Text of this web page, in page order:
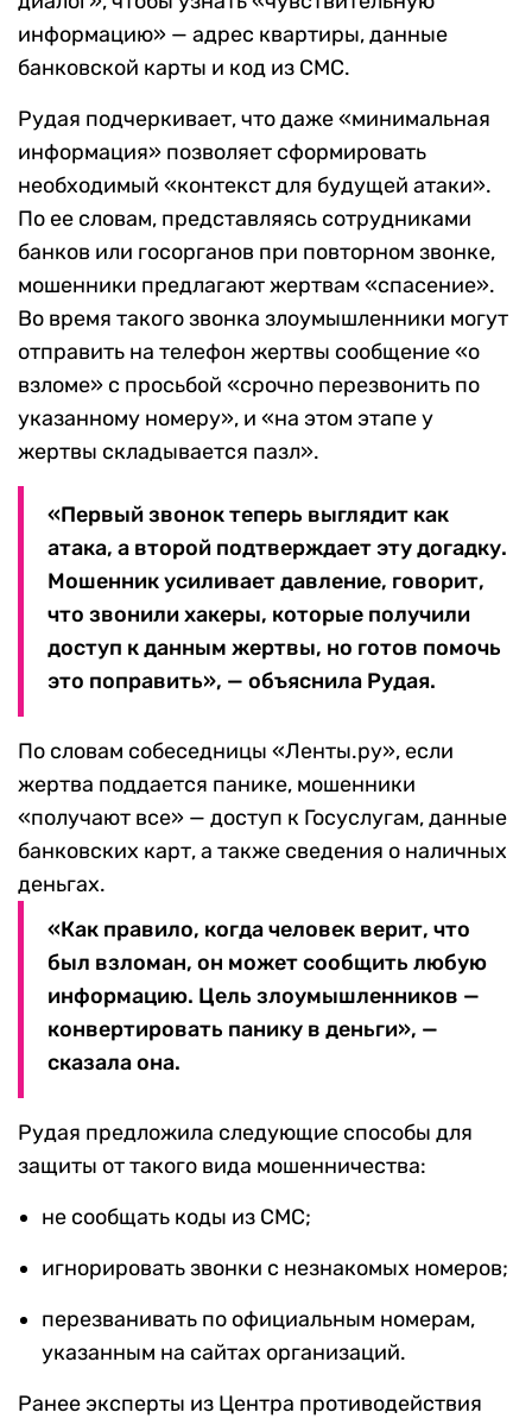
информацию» — адрес квартиры, данные
банковской карты и код из СМС.
Рудая подчеркивает, что даже «минимальная
информация» позволяет сформировать
необходимый «контекст для будущей атаки».
По ее словам, представляясь сотрудниками
банков или госорганов при повторном звонке,
мошенники предлагают жертвам «спасение».
Во время такого звонка злоумышленники могут
отправить на телефон жертвы сообщение «о
взломе» с просьбой «срочно перезвонить по
указанному номеру», и «на этом этапе у
жертвы складывается пазл».
«Первый звонок теперь выглядит как
атака, а второй подтверждает эту догадку.
Мошенник усиливает давление, говорит,
что звонили хакеры, которые получили
доступ к данным жертвы, но готов помочь
это поправить», — объяснила Рудая.
По словам собеседницы «Ленты.ру», если
жертва поддается панике, мошенники
«получают все» — доступ к Госуслугам, данные
банковских карт, а также сведения о наличных
деньгах.
«Как правило, когда человек верит, что
был взломан, он может сообщить любую
информацию. Цель злоумышленников —
конвертировать панику в деньги», —
сказала она.
Рудая предложила следующие способы для
защиты от такого вида мошенничества:
не сообщать коды из СМС;
игнорировать звонки с незнакомых номеров;
перезванивать по официальным номерам,
указанным на сайтах организаций.
Ранее эксперты из Центра противодействия